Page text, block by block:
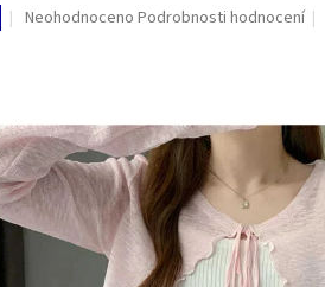
Průměrné
z
5
hvězdiček.
Neohodnoceno Podrobnosti hodnocení